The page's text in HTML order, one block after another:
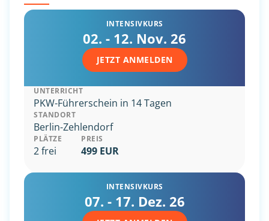
INTENSIVKURS
02. - 12. Nov. 26
JETZT ANMELDEN
UNTERRICHT
PKW-Führerschein in 14 Tagen
STANDORT
Berlin-Zehlendorf
PLÄTZE
2 frei
PREIS
499 EUR
INTENSIVKURS
07. - 17. Dez. 26